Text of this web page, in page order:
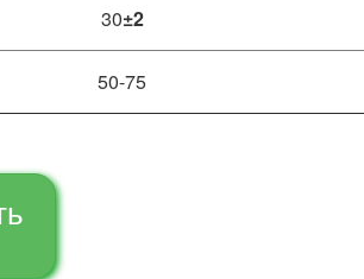
30±2
50-75